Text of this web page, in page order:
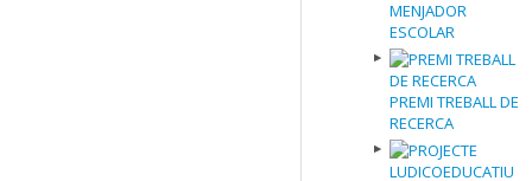
MENJADOR
ESCOLAR
PREMI TREBALL DE
RECERCA